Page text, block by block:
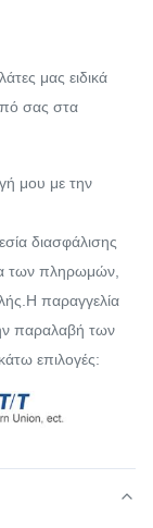
μας ειδικά
σας στα
μου με την
διασφάλισης
των πληρωμών,
παραγγελία
παραλαβή των
επιλογές: